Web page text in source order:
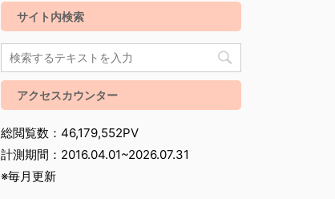
サイト内検索
アクセスカウンター
総閲覧数：46,179,552PV
計測期間：2016.04.01~2026.07.31
※毎月更新